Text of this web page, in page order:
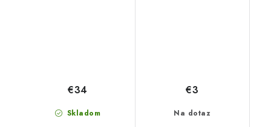
Skladom
€34
Na dotaz
€3